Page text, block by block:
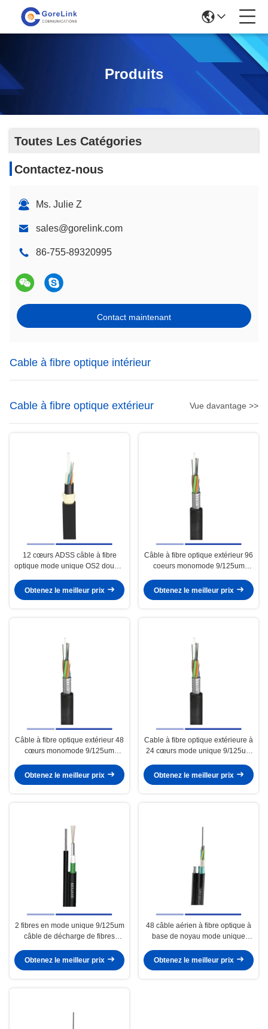
Produits
Toutes Les Catégories
Contactez-nous
Ms. Julie Z
sales@gorelink.com
86-755-89320995
Contact maintenant
Cable à fibre optique intérieur
Cable à fibre optique extérieur Vue davantage >>
12 cœurs ADSS câble à fibre
optique mode unique OS2 double
Obtenez le meilleur prix
Câble à fibre optique extérieur 96
coeurs monomode 9/125um
Obtenez le meilleur prix
Câble à fibre optique extérieur 48
cœurs monomode 9/125um
Obtenez le meilleur prix
Cable à fibre optique extérieure à
24 cœurs mode unique 9/125um
Obtenez le meilleur prix
2 fibres en mode unique 9/125um
câble de décharge de fibres
Obtenez le meilleur prix
48 câble aérien à fibre optique à
base de noyau mode unique
PE GYTC8S
Obtenez le meilleur prix